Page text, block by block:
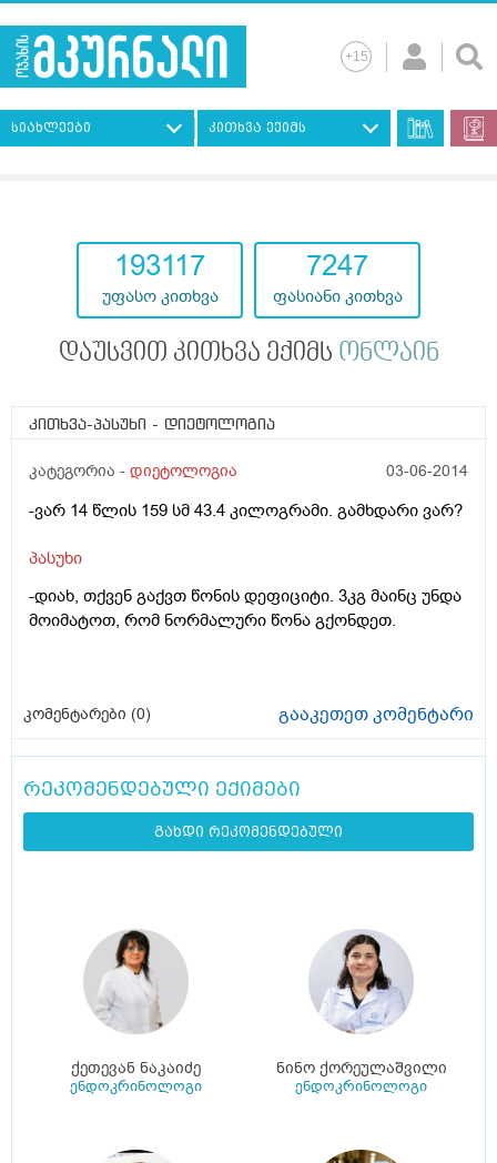
სიახლეები კითხვა ექიმს
193117
უფასო კითხვა
7247
ფასიანი კითხვა
დაუსვით კითხვა ექიმს ონლაინ
კითხვა-პასუხი - დიეტოლოგია
კატეგორია - დიეტოლოგია 03-06-2014
-ვარ 14 წლის 159 სმ 43.4 კილოგრამი. გამხდარი ვარ?
პასუხი
-დიახ, თქვენ გაქვთ წონის დეფიციტი. 3კგ მაინც უნდა
მოიმატოთ, რომ ნორმალური წონა გქონდეთ.
კომენტარები (0) გააკეთეთ კომენტარი
რეკომენდებული ექიმები
გახდი რეკომენდებული
ქეთევან ნაკაიძე
ენდოკრინოლოგი
ნინო ქორეულაშვილი
ენდოკრინოლოგი